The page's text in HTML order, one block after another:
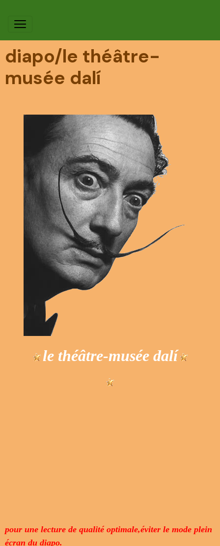
diapo/le théâtre-
musée dalí
le théâtre-musée dalí
pour une lecture de qualité optimale,éviter le mode plein
écran du diapo.